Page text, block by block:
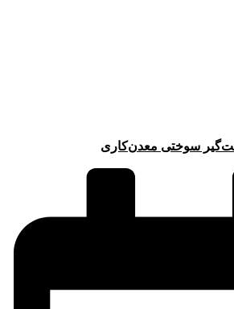
سوختی معدن‌کاری